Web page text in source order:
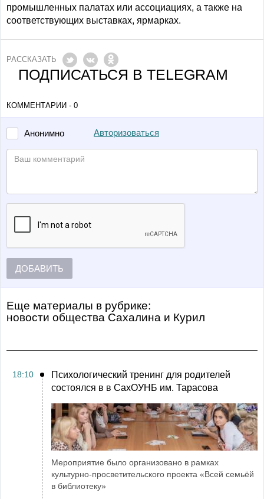
промышленных палатах или ассоциациях, а также на
соответствующих выставках, ярмарках.
РАССКАЗАТЬ
ПОДПИСАТЬСЯ В TELEGRAM
КОММЕНТАРИИ - 0
Анонимно Авторизоваться
ДОБАВИТЬ
Еще материалы в рубрике:
Новости общества Сахалина и Курил
18:10
Психологический тренинг для родителей
состоялся в в СахОУНБ им. Тарасова
Мероприятие было организовано в рамках
культурно-просветительского проекта «Всей семьёй
в библиотеку»